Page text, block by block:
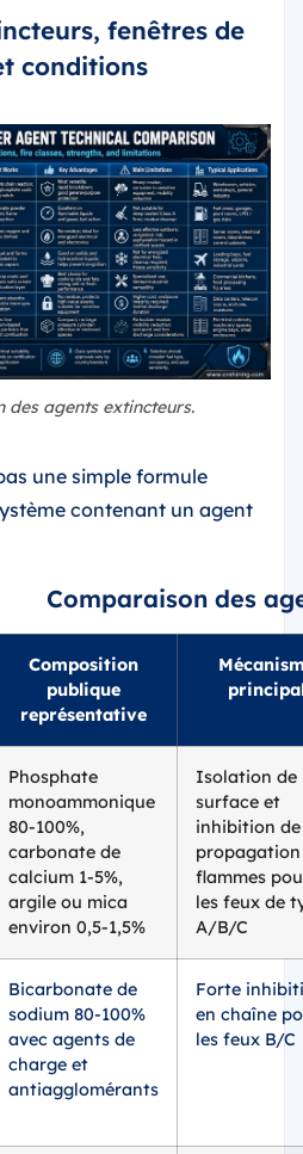
fenêtres de
conditions
des agents extincteurs.
une simple formule
contenant un agent
Comparaison des
Composition
publique
représentative
Phosphate
monoammonique
80-100%,
carbonate de
calcium 1-5%,
argile ou mica
environ 0,5-1,5%
Isolation de
surface et
inhibition
propagation
flammes
les feux de
A/B/C
Bicarbonate de
sodium 80-100%
avec agents de
charge et
antiagglomérants
Forte
en chaîne
les feux B/C